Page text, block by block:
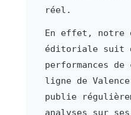
réel.
En effet, notre
éditoriale suit
performances
ligne de Valence
publie
analyses sur